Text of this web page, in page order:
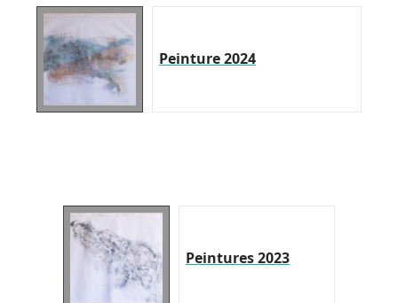
Peinture 2024
Peintures 2023